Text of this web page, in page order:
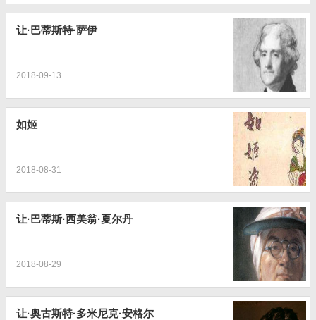
让·巴蒂斯特·萨伊
2018-09-13
如姬
2018-08-31
让·巴蒂斯·西美翁·夏尔丹
2018-08-29
让·奥古斯特·多米尼克·安格尔